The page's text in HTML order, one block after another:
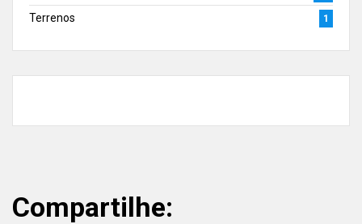
Terrenos 1
Compartilhe: